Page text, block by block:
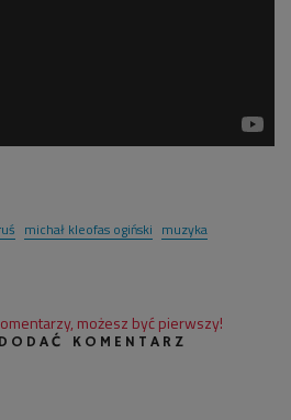
michał kleofas ogiński muzyka
możesz być pierwszy!
KOMENTARZ